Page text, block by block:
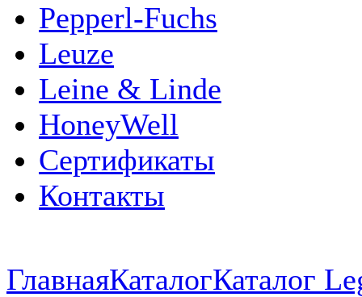
Pepperl-Fuchs
Leuze
Leine & Linde
HoneyWell
Сертификаты
Контакты
ГлавнаяКаталогКаталог